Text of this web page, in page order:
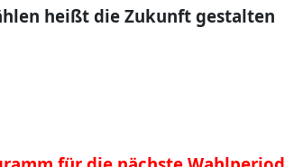
heißt die Zukunft gestalten